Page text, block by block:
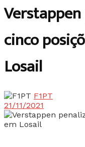
cinco
Losail
F1PT
21/11/2021